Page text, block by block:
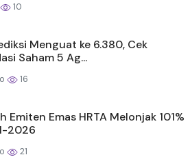
10
Menguat ke 6.380, Cek
Saham 5 Ag...
16
Emiten Emas HRTA Melonjak 101%
2026
21